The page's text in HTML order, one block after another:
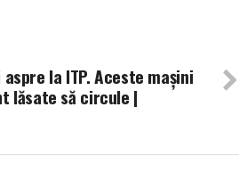
la ITP. Aceste maşini
lăsate să circule |